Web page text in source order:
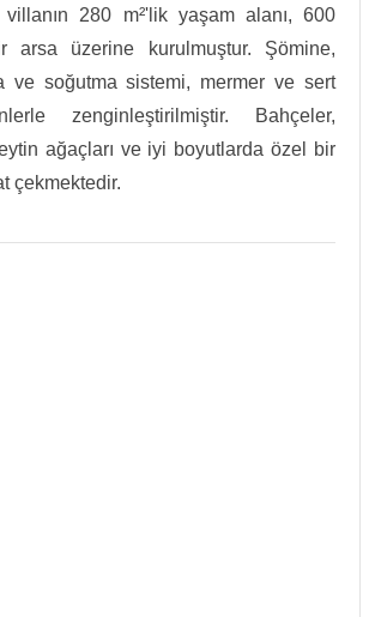
280 m²'lik yaşam alanı, 600
arsa üzerine kurulmuştur. Şömine,
ve soğutma sistemi, mermer ve sert
zenginleştirilmiştir. Bahçeler,
ağaçları ve iyi boyutlarda özel bir
çekmektedir.